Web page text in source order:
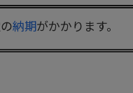
納期がかかります。